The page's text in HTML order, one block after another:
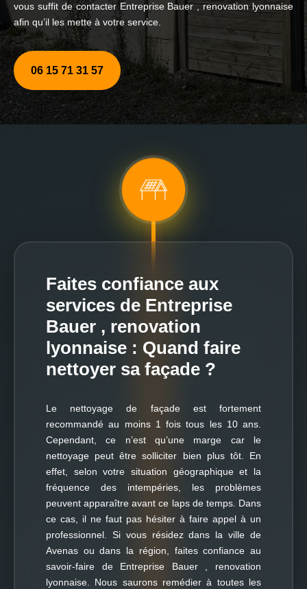
vous suffit de contacter Entreprise Bauer , renovation lyonnaise
afin qu’il les mette à votre service.
06 15 71 31 57
Faites confiance aux
services de Entreprise
Bauer , renovation
lyonnaise : Quand faire
nettoyer sa façade ?
Le nettoyage de façade est fortement
recommandé au moins 1 fois tous les 10 ans.
Cependant, ce n’est qu’une marge car le
nettoyage peut être solliciter bien plus tôt. En
effet, selon votre situation géographique et la
fréquence des intempéries, les problèmes
peuvent apparaître avant ce laps de temps. Dans
ce cas, il ne faut pas hésiter à faire appel à un
professionnel. Si vous résidez dans la ville de
Avenas ou dans la région, faites confiance au
savoir-faire de Entreprise Bauer , renovation
lyonnaise. Nous saurons remédier à toutes les